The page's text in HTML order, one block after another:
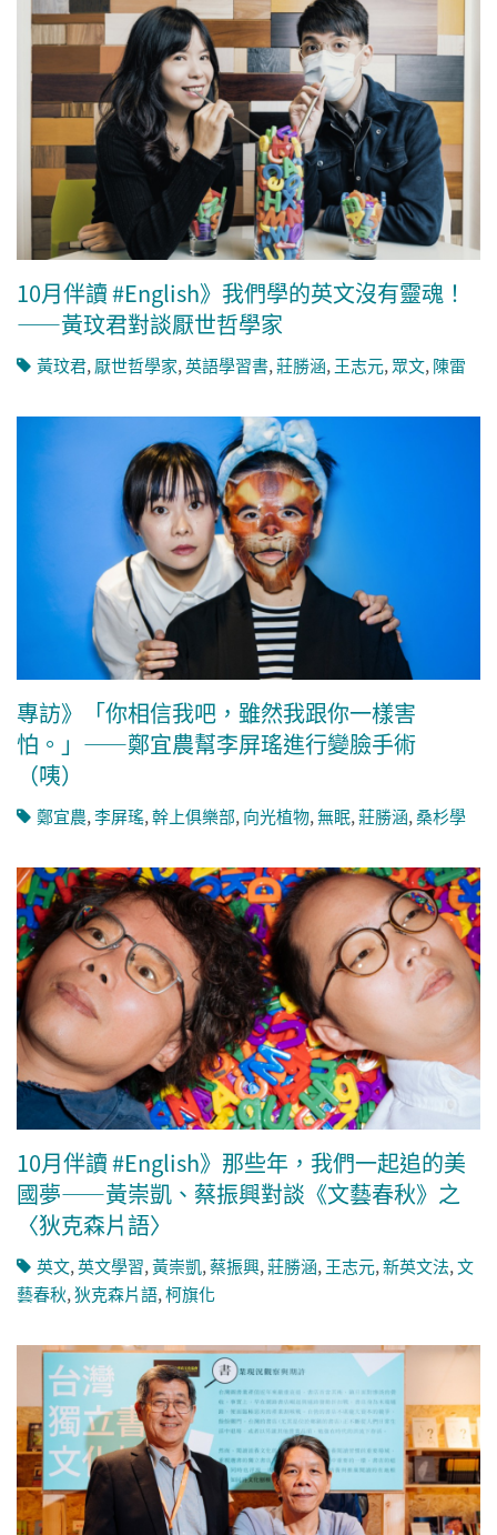
10月伴讀 #English》我們學的英文沒有靈魂！
——黃玟君對談厭世哲學家
黃玟君,厭世哲學家,英語學習書,莊勝涵,王志元,眾文,陳雷
專訪》「你相信我吧，雖然我跟你一樣害
怕。」——鄭宜農幫李屏瑤進行變臉手術
（咦）
鄭宜農,李屏瑤,幹上俱樂部, 向光植物,無眠,莊勝涵,桑杉學
10月伴讀 #English》那些年，我們一起追的美
國夢——黃崇凱、蔡振興對談《文藝春秋》之
〈狄克森片語〉
英文,英文學習,黃崇凱,蔡振興,莊勝涵,王志元,新英文法,文
藝春秋,狄克森片語,柯旗化